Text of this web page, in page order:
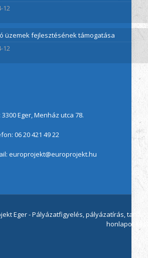
12
üzemek fejlesztésének támogatása
12
3300 Eger, Menház utca 78.
06 20 421 49 22
europrojekt@europrojekt.hu
Eger - Pályázatfigyelés, pályázatírás,
honlapot